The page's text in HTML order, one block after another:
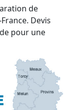
de
Devis
pour une